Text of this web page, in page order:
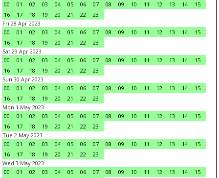
00
01 02 03 04 05 06 07 08 09 10 11 12 13 14
15
16
17 18 19 20 21 22
23
Fri 28 Apr 2023
00
01 02 03 04 05 06 07 08 09 10 11 12 13 14
15
16
17 18 19 20 21 22
23
Sat 29 Apr 2023
00
01 02 03 04 05 06 07 08 09 10 11 12 13 14
15
16
17 18 19 20 21 22
23
Sun 30 Apr 2023
00
01 02 03 04 05 06 07 08 09 10 11 12 13 14
15
16
17 18 19 20 21 22
23
Mon 1 May 2023
00
01 02 03 04 05 06 07 08 09 10 11 12 13 14
15
16
17 18 19 20 21 22
23
Tue 2 May 2023
00
01 02 03 04 05 06 07 08 09 10 11 12 13 14
15
16
17 18 19 20 21 22
23
Wed 3 May 2023
00
01 02 03 04 05 06 07 08 09 10 11 12 13 14
15